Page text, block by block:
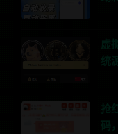
虚
统
抢
码